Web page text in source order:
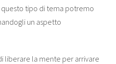
tipo di tema potremo
un aspetto
liberare la mente per arrivare